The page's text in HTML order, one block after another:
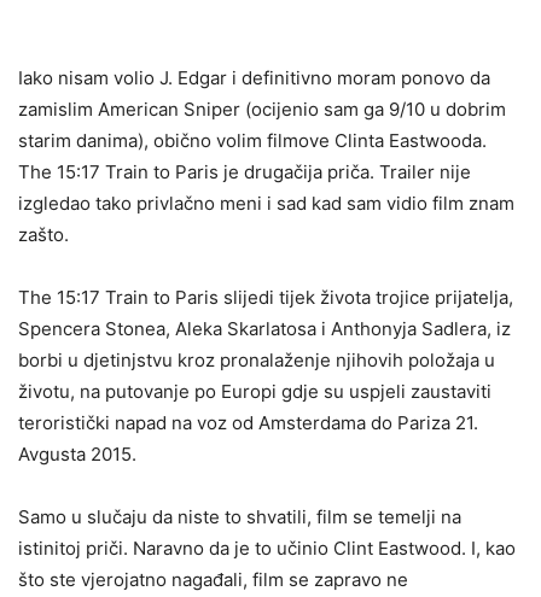
Iako nisam volio J. Edgar i definitivno moram ponovo da
zamislim American Sniper (ocijenio sam ga 9/10 u dobrim
starim danima), obično volim filmove Clinta Eastwooda.
The 15:17 Train to Paris je drugačija priča. Trailer nije
izgledao tako privlačno meni i sad kad sam vidio film znam
zašto.
The 15:17 Train to Paris slijedi tijek života trojice prijatelja,
Spencera Stonea, Aleka Skarlatosa i Anthonyja Sadlera, iz
borbi u djetinjstvu kroz pronalaženje njihovih položaja u
životu, na putovanje po Europi gdje su uspjeli zaustaviti
teroristički napad na voz od Amsterdama do Pariza 21.
Avgusta 2015.
Samo u slučaju da niste to shvatili, film se temelji na
istinitoj priči. Naravno da je to učinio Clint Eastwood. I, kao
što ste vjerojatno nagađali, film se zapravo ne